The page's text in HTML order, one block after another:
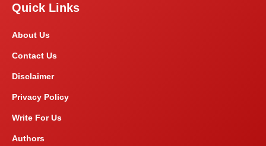
Quick Links
About Us
Contact Us
Disclaimer
Privacy Policy
Write For Us
Authors